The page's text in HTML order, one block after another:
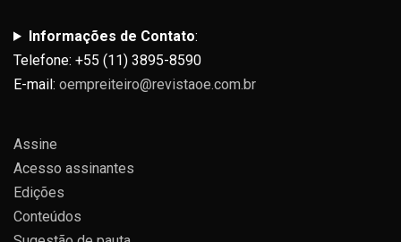
Informações de Contato:
Telefone: +55 (11) 3895-8590
E-mail: oempreiteiro@revistaoe.com.br
Assine
Acesso assinantes
Edições
Conteúdos